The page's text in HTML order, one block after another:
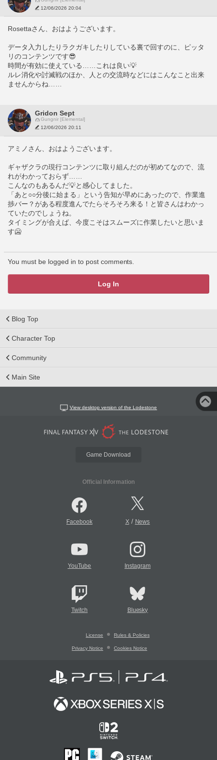
12/06/2026 20:04
Rosettaさん、おはようございます。
データ入力したりラクガキしたりしている裏で回すのに、ピッタ
リのコンテンツです😎
時間が有効に使えている……これは良い💡
ルレ消化や討滅戦のほか、人との交流時などにはこんなこと出来
ませんからね……
Gridon Sept
Gungnir [Elemental]
12/06/2026 20:11
アミノさん、おはようございます。
ギャザクラの現行コンテンツに取り組んだのが初めてなので、流
れがわかっておらず……
こんなのもあるんだ💡と感心してました。
「あと○○分後に始まる」という告知が早めにあったので、作業進
捗バー？がある程度進んでたらそろそろ来る！と皆さんはわかっ
ていたのでしょうね。
タイミングが合えば、今度こそはスムーズに作業したいと思いま
す🥶
You must be logged in to post comments.
Log In
Blog Top
Character Top
Community
Main Site
View desktop version of the Lodestone
Game Download
Official Information
Facebook X/ News
YouTube Instagram
Twitch Bluesky
License Rules & Policies
Privacy Notice Cookies Notice